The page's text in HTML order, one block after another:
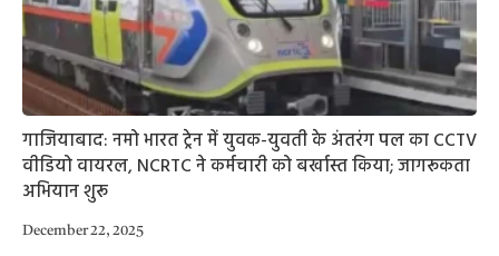
गाजियाबाद: नमो भारत ट्रेन में युवक-युवती के अंतरंग पल का CCTV
वीडियो वायरल, NCRTC ने कर्मचारी को बर्खास्त किया; जागरूकता
अभियान शुरू
December 22, 2025